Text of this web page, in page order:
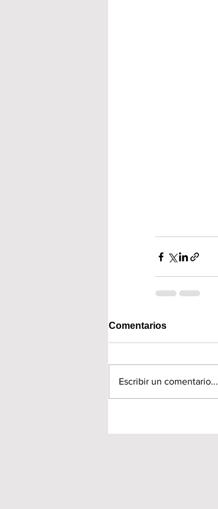
Comentarios
Escribir un comentario...